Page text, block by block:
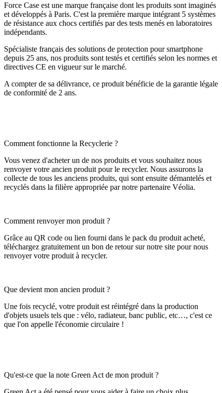
Force Case est une marque française dont les produits sont imaginés
et développés à Paris. C'est la première marque intégrant 5 systèmes
de résistance aux chocs certifiés par des tests menés en laboratoires
indépendants.
Spécialiste français des solutions de protection pour smartphone
depuis 25 ans, nos produits sont testés et certifiés selon les normes et
directives CE en vigueur sur le marché.
A compter de sa délivrance, ce produit bénéficie de la garantie légale
de conformité de 2 ans.
Comment fonctionne la Recyclerie ?
Vous venez d'acheter un de nos produits et vous souhaitez nous
renvoyer votre ancien produit pour le recycler. Nous assurons la
collecte de tous les anciens produits, qui sont ensuite démantelés et
recyclés dans la filière appropriée par notre partenaire Véolia.
Comment renvoyer mon produit ?
Grâce au QR code ou lien fourni dans le pack du produit acheté,
téléchargez gratuitement un bon de retour sur notre site pour nous
renvoyer votre produit à recycler.
Que devient mon ancien produit ?
Une fois recyclé, votre produit est réintégré dans la production
d'objets usuels tels que : vélo, radiateur, banc public, etc…, c'est ce
que l'on appelle l'économie circulaire !
Qu'est-ce que la note Green Act de mon produit ?